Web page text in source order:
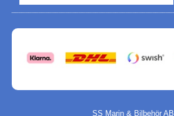
SS Marin & Bilbehör AB